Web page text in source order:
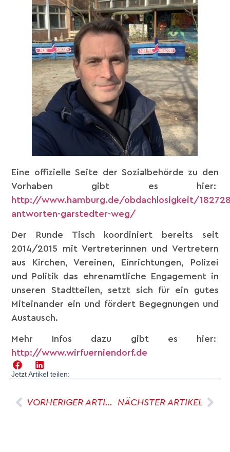
Eine offizielle Seite der Sozialbehörde zu den
Vorhaben gibt es hier:
http://www.hamburg.de/obdachlosigkeit/
antworten-garstedter-weg/
Der Runde Tisch koordiniert bereits seit
2014/2015 mit Vertreterinnen und Vertretern
aus Kirchen, Vereinen, Einrichtungen, Polizei
und Politik das ehrenamtliche Engagement in
unseren Stadtteilen, setzt sich für ein gutes
Miteinander ein und fördert Begegnungen und
Austausch.
Mehr Infos dazu gibt es hier:
http://www.wirfuerniendorf.de
Jetzt Artikel teilen:
VORHERIGER ARTIKEL NÄCHSTER ARTIKEL